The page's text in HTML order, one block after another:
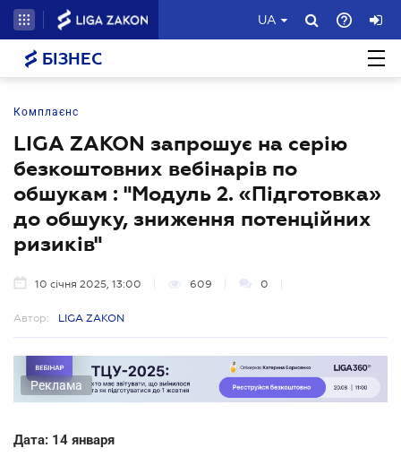
UA
БІЗНЕС
Комплаєнс
LIGA ZAKON запрошує на серію
безкоштовних вебінарів по
обшукам : "Модуль 2. «Підготовка»
до обшуку, зниження потенційних
ризиків"
10 січня 2025, 13:00 609 0
Автор: LIGA ZAKON
Реклама
Дата: 14 января